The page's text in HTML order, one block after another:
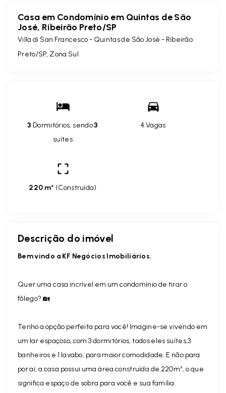
Casa em Condomínio em Quintas de São
José, Ribeirão Preto/SP
Villa di San Francesco - Quintas de São José - Ribeirão
Preto/SP, Zona Sul
3 Dormitórios, sendo3
suítes
4 Vagas
220 m² (Construída)
Descrição do imóvel
Bem vindo a KF Negócios Imobiliários.
Quer uma casa incrível em um condomínio de tirar o
fôlego? 🏡
Tenho a opção perfeita para você! Imagine-se vivendo em
um lar espaçoso, com 3 dormitórios, todos eles suítes,3
banheiros e 1 lavabo, para maior comodidade. E não para
por aí, a casa possui uma área construída de 220m², o que
significa espaço de sobra para você e sua família.